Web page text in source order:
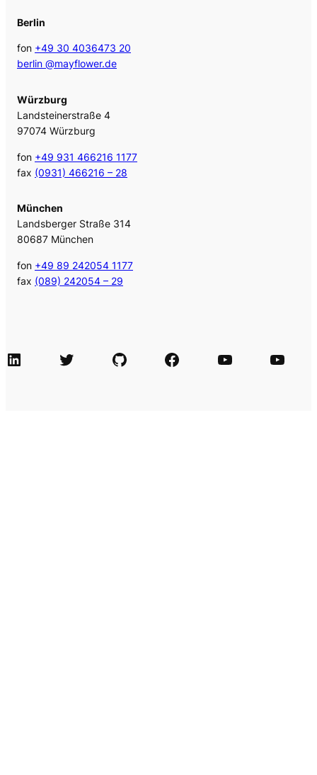
Berlin
fon +49 30 4036473 20
berlin @mayflower.de
Würzburg
Landsteinerstraße 4
97074 Würzburg
fon +49 931 466216 1177
fax (0931) 466216 – 28
München
Landsberger Straße 314
80687 München
fon +49 89 242054 1177
fax (089) 242054 – 29
LinkedIn Twitter GitHub Facebook Agile Videos Tech-Videos